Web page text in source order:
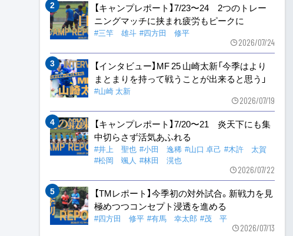
【キャンプレポート】7/23〜24 2つのトレー
ニングマッチに挟まれ疲労もピークに
#三竿 雄斗 #四方田 修平
2026/07/24
【インタビュー】MF 25 山崎太新「今季はより
まとまりを持って戦うことが出来ると思う」
#山崎 太新
2026/07/19
【キャンプレポート】7/20〜21 炎天下にも集
中切らさず活気あふれる
#井上 聖也 #小田 逸稀 #山口 卓己 #木許 太賀
#松岡 颯人 #林田 滉也
2026/07/22
【TMレポート】今季初の対外試合。新戦力を見
極めつつコンセプト浸透を進める
#四方田 修平 #有馬 幸太郎 #茂 平
2026/07/13